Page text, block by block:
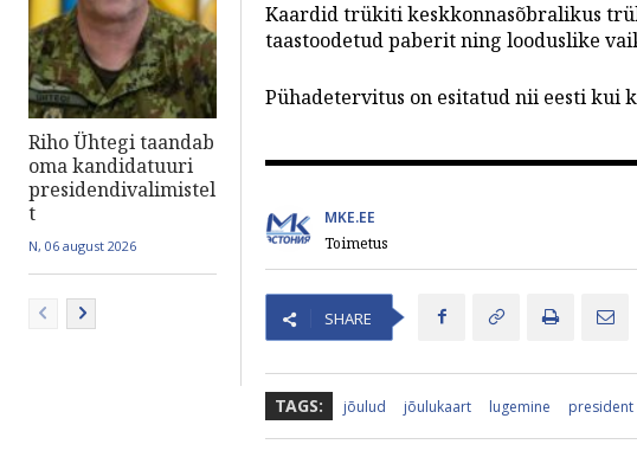
Riho Ühtegi taandab
oma kandidatuuri
presidendivalimistel
t
N, 06 august 2026
Kaardid trükiti keskkonnasõbralikus
taastoodetud paberit ning looduslike
Pühadetervitus on esitatud nii eesti kui
MKE.EE
Toimetus
SHARE
TAGS: jõulud jõulukaart lugemine president